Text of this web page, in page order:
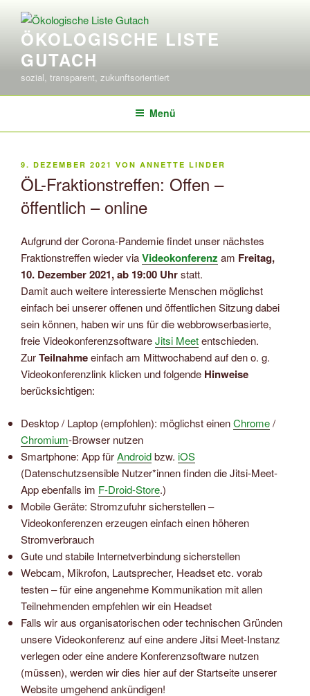
Inhalt
springenÖKOLOGISCHE LISTE
GUTACH
sozial, transparent, zukunftsorientiert
Menü
VERÖFFENTLICHT
AM
9. DEZEMBER 2021 VON ANNETTE LINDER
ÖL-Fraktionstreffen: Offen –
öffentlich – online
Aufgrund der Corona-Pandemie findet unser nächstes
Fraktionstreffen wieder viaVideokonferenz am Freitag,
10. Dezember 2021, ab 19:00 Uhrstatt.
Damit auch weitere interessierte Menschen möglichst
einfach bei unserer offenen und öffentlichen Sitzung dabei
sein können, haben wir uns für die webbrowserbasierte,
freie VideokonferenzsoftwareJitsi Meetentschieden.
ZurTeilnahmeeinfach am Mittwochabend auf den o. g.
Videokonferenzlink klicken und folgende Hinweise
berücksichtigen:
Desktop / Laptop (empfohlen): möglichst einenChrome/
Chromium-Browser nutzen
Smartphone: App fürAndroidbzw. iOS
(Datenschutzsensible Nutzer*innen finden die Jitsi-Meet-
App ebenfalls im F-Droid-Store.)
Mobile Geräte: Stromzufuhr sicherstellen –
Videokonferenzen erzeugen einfach einen höheren
Stromverbrauch
Gute und stabile Internetverbindung sicherstellen
Webcam, Mikrofon, Lautsprecher, Headset etc. vorab
testen – für eine angenehme Kommunikation mit allen
Teilnehmenden empfehlen wir ein Headset
Falls wir aus organisatorischen oder technischen Gründen
unsere Videokonferenz auf eine andere Jitsi Meet-Instanz
verlegen oder eine andere Konferenzsoftware nutzen
(müssen), werden wir dies hier auf der Startseite unserer
Website umgehend ankündigen!